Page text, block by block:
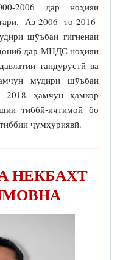
2006 дар ноҳияи
Аз 2006 то 2016
шӯъбаи гигиенаи
дар МНДС ноҳияи
тандурустӣ ва
мудири шӯъбаи
2018 ҳамчун ҳамкор
тиббӣ-иҷтимоӣ бо
ҷумҳуриявӣ.
НЕКБАХТ